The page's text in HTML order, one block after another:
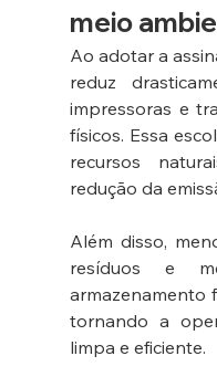
meio
Ao adotar a
reduz
impressoras e
físicos. Essa
recursos
redução da
Além disso,
resíduos e
armazenamento
tornando a
limpa e eficiente.